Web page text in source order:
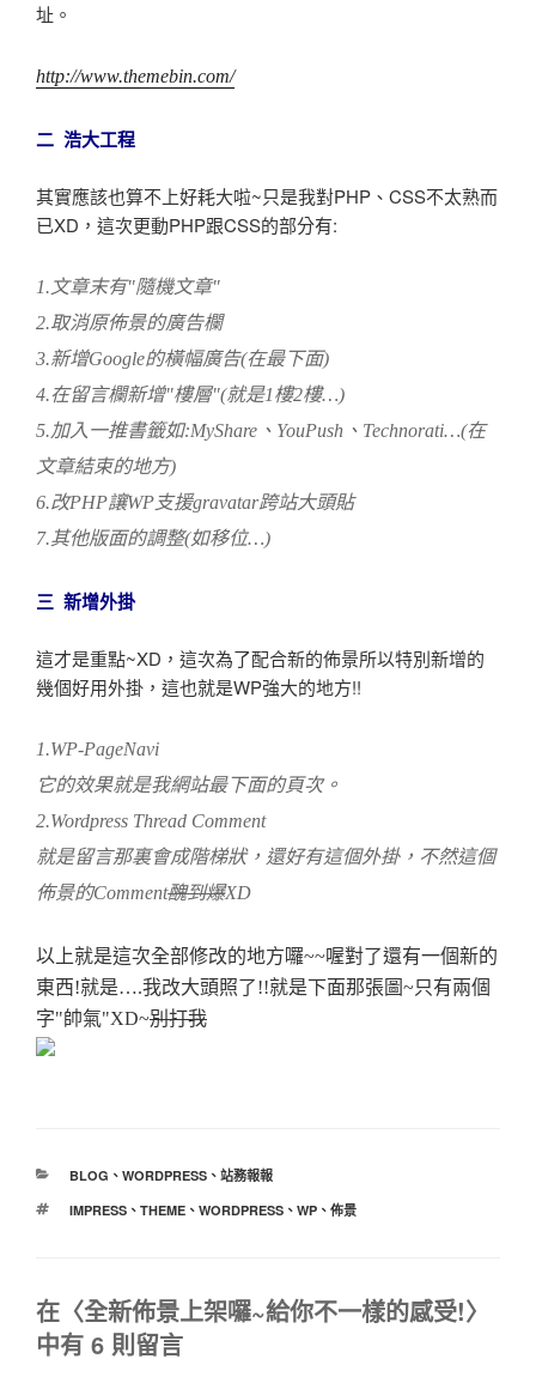
址。
http://www.themebin.com/
二 浩大工程
其實應該也算不上好耗大啦~只是我對PHP、CSS不太熟而
已XD，這次更動PHP跟CSS的部分有:
1.文章末有"隨機文章"
2.取消原佈景的廣告欄
3.新增Google的橫幅廣告(在最下面)
4.在留言欄新增"樓層"(就是1樓2樓…)
5.加入一推書籤如:MyShare、YouPush、Technorati…(在
文章結束的地方)
6.改PHP讓WP支援gravatar跨站大頭貼
7.其他版面的調整(如移位…)
三 新增外掛
這才是重點~XD，這次為了配合新的佈景所以特別新增的
幾個好用外掛，這也就是WP強大的地方!!
1.WP-PageNavi
它的效果就是我網站最下面的頁次。
2.Wordpress Thread Comment
就是留言那裏會成階梯狀，還好有這個外掛，不然這個
佈景的Comment醜到爆XD
以上就是這次全部修改的地方囉~~喔對了還有一個新的
東西!就是….我改大頭照了!!就是下面那張圖~只有兩個
字"帥氣"XD~別打我
分
BLOG 、 WORDPRESS、 站務報報
標
IMPRESS、 THEME、 WORDPRESS、 WP、 佈景
在〈全新佈景上架囉~給你不一樣的感受!〉
中有 6 則留言